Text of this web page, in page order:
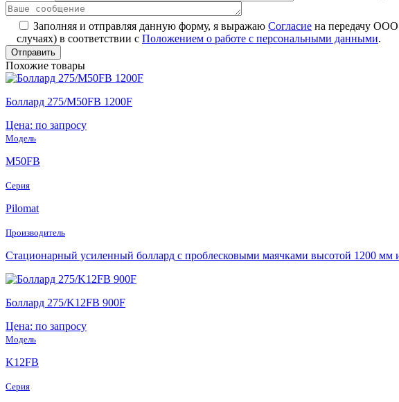
Заполняя и отправляя данную форму, я выражаю Согласие на передачу ООО
случаях) в соответствии с Положением о работе с персональными данными.
Похожие товары
Боллард 275/M50FB 1200F
Цена: по запросу
Модель
M50FB
Серия
Pilomat
Производитель
Стационарный усиленный боллард с проблесковыми маячками высотой 1200 мм
Боллард 275/K12FB 900F
Цена: по запросу
Модель
K12FB
Серия